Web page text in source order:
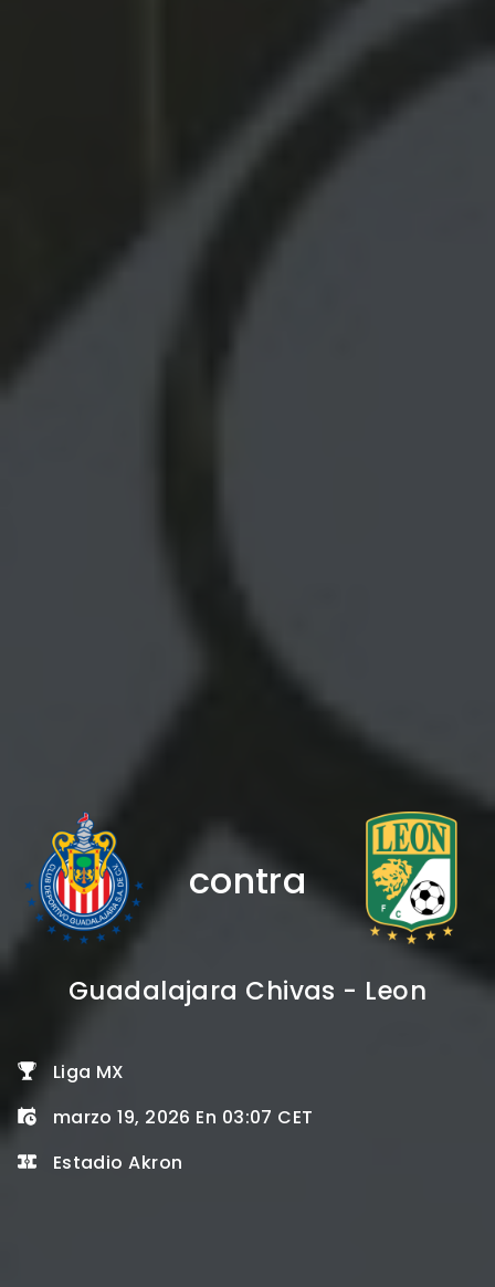
contra
Guadalajara Chivas - Leon
Liga MX
marzo 19, 2026 En 03:07 CET
Estadio Akron